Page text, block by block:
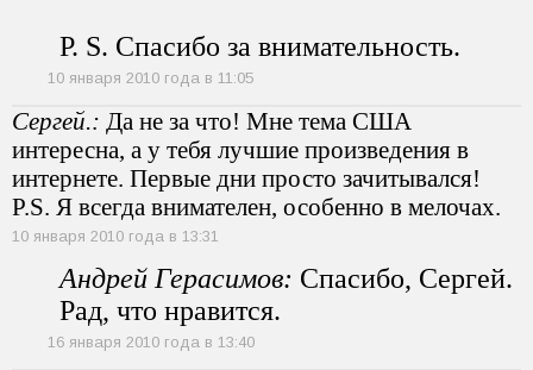
P. S. Спасибо за внимательность.
10 января 2010 года в 11:05
Сергей.: Да не за что! Мне тема США
интересна, а у тебя лучшие произведения в
интернете. Первые дни просто зачитывался!
P.S. Я всегда внимателен, особенно в мелочах.
10 января 2010 года в 13:31
Андрей Герасимов: Спасибо, Сергей.
Рад, что нравится.
16 января 2010 года в 13:40